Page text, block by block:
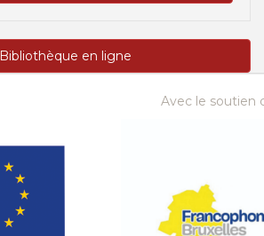
Bibliothèque en ligne
Avec le soutien